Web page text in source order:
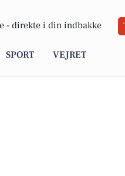
- direkte i din indbakke
SPORT VEJRET